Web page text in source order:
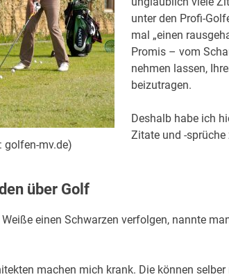
golfen-mv.de)
unter den Profi-
mal „einen
Promis – vom
nehmen lassen,
beizutragen.
Deshalb habe ich
Zitate und -
über Golf
Weiße einen Schwarzen verfolgen, nannte
machen mich krank. Die können